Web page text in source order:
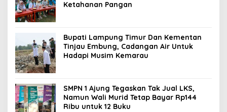
Ketahanan Pangan
Bupati Lampung Timur Dan Kementan
Tinjau Embung, Cadangan Air Untuk
Hadapi Musim Kemarau
SMPN 1 Ajung Tegaskan Tak Jual LKS,
Namun Wali Murid Tetap Bayar Rp144
Ribu untuk 12 Buku